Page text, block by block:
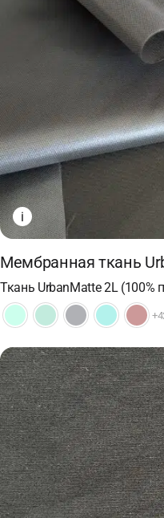
i
Мембранная ткань
Ткань UrbanMatte 2L (100%